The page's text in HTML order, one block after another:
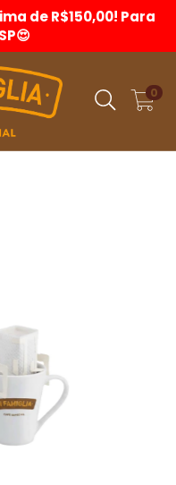
de R$150,00! Para
0